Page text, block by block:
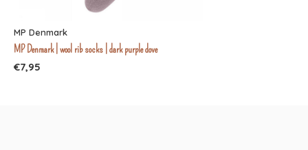
MP Denmark
MP Denmark | wool rib socks | dark purple dove
€7,95